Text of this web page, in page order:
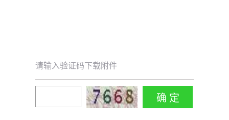
请输入验证码下载附件